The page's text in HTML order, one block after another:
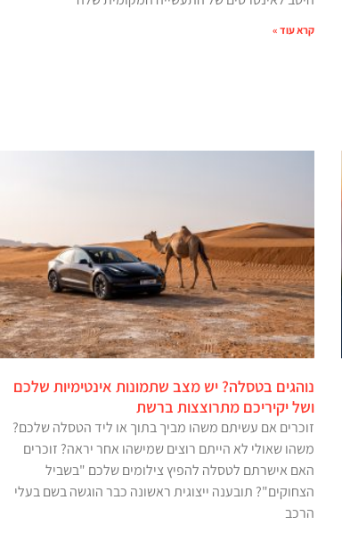
קרא עוד »
נוהגים בטסלה? יש מצב שתמונות אינטימיות שלכם
ושל יקיריכם מתרוצצות ברשת
זוכרים אם עשיתם משהו מביך בתוך או ליד הטסלה שלכם?
משהו שאולי לא הייתם רוצים שמישהו אחר יראה? זוכרים
האם אישרתם לטסלה להפיץ צילומים שלכם "בשביל
הצחוקים"? תובענה ייצוגית ראשונה כבר הוגשה בשם בעלי
הרכב